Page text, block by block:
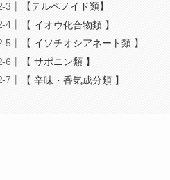
【テルペノイド類】
【 イオウ化合物類 】
【 イソチオシアネート類 】
【 サポニン類 】
【 辛味・香気成分類 】